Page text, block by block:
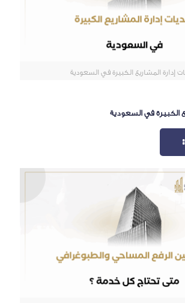
إدارة المشاريع الكبيرة في السعودية
الكبيرة في السعودية